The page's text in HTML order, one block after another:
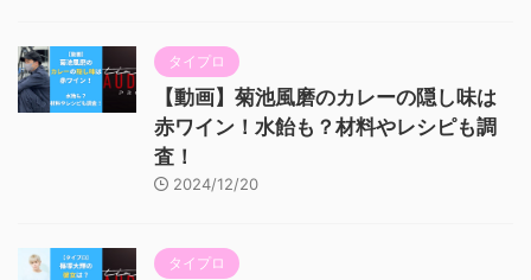
タイプロ
【動画】菊池風磨のカレーの隠し味は
赤ワイン！水飴も？材料やレシピも調
査！
2024/12/20
タイプロ